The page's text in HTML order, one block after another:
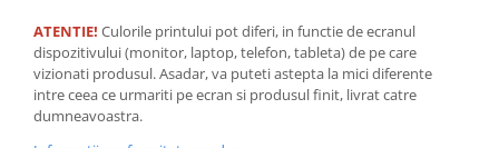
ATENTIE! Culorile printului pot diferi, in functie de ecranul
dispozitivului (monitor, laptop, telefon, tableta) de pe care
vizionati produsul. Asadar, va puteti astepta la mici diferente
intre ceea ce urmariti pe ecran si produsul finit, livrat catre
dumneavoastra.